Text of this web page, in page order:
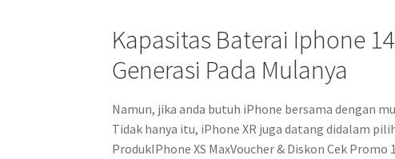
Kapasitas Baterai Iphone
Generasi Pada Mulanya
Namun, jika anda butuh iPhone bersama dengan
Tidak hanya itu, iPhone XR juga datang didalam
ProdukIPhone XS MaxVoucher & Diskon Cek